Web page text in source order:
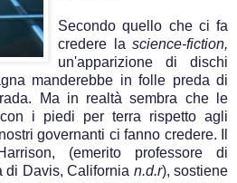
Secondo quello che ci fa
credere la science-fiction,
un'apparizione di dischi
manderebbe in folle preda di
Ma in realtà sembra che le
i piedi per terra rispetto agli
governanti ci fanno credere. Il
(emerito professore di
di Davis, California n.d.r), sostiene